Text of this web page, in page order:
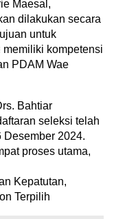
Maesal,
dilakukan secara
untuk
kompetensi
PDAM Wae
Bahtiar
seleksi telah
2024.
proses utama,
Kepatutan,
Terpilih